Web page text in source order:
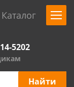
Каталог
5202